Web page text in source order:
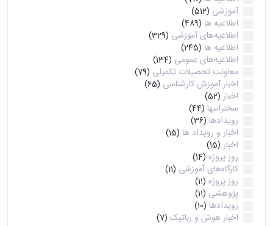
آموزشی (512)
اطلاعیه ها (489)
اطلاعیه‌های‌ آموزشی (329)
اطلاعیه ها (245)
اطلاعیه‌های عمومی (134)
معاونت تحصیلات تکمیلی (79)
اخبار آموزش کارشناسی (65)
اخبار (52)
سخنرانیها (44)
رویدادها (36)
اخبار و رویداد ها (15)
اخبار (15)
روز پروژه (14)
کارگاه‌های آموزشی (11)
روز پروژه (11)
پژوهشی (11)
رویدادها (10)
اخبار هوش و رباتیک (7)